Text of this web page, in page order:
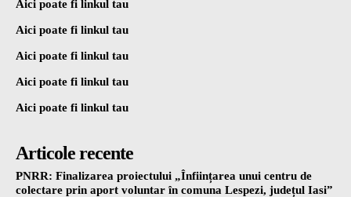
Aici poate fi linkul tau
Aici poate fi linkul tau
Aici poate fi linkul tau
Aici poate fi linkul tau
Aici poate fi linkul tau
Articole recente
PNRR: Finalizarea proiectului „Înființarea unui centru de
colectare prin aport voluntar în comuna Lespezi, județul Iasi”